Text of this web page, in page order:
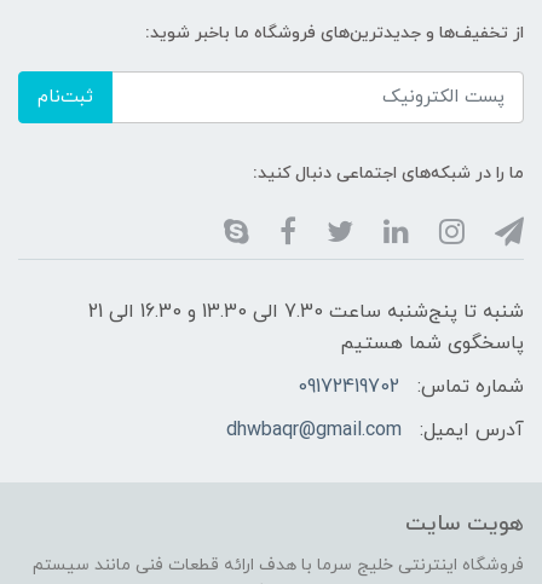
از تخفیف‌ها و جدیدترین‌های فروشگاه ما باخبر شوید:
ثبت‌نام
ما را در شبکه‌های اجتماعی دنبال کنید:
شنبه تا پنج‌شنبه ساعت 7.30 الی 13.30 و 16.30 الی 21
پاسخگوی شما هستیم
شماره تماس:
09172419702
آدرس ایمیل:
dhwbaqr@gmail.com
هویت سایت
فروشگاه اینترنتی خلیج سرما با هدف ارائه قطعات فنی مانند سیستم